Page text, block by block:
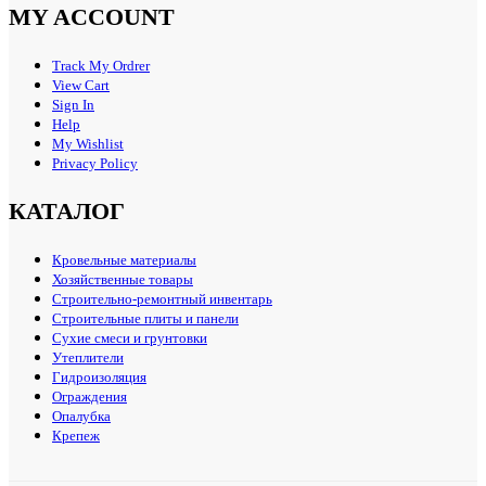
MY ACCOUNT
Track My Ordrer
View Cart
Sign In
Help
My Wishlist
Privacy Policy
КАТАЛОГ
Кровельные материалы
Хозяйственные товары
Строительно-ремонтный инвентарь
Строительные плиты и панели
Сухие смеси и грунтовки
Утеплители
Гидроизоляция
Ограждения
Опалубка
Крепеж